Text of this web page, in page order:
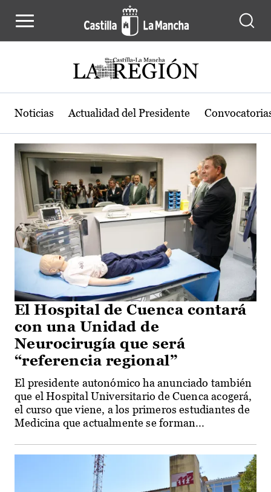
Actualidad de la región de Castilla-
Noticias Actualidad del Presidente
El Hospital de Cuenca contará
con una Unidad de
Neurocirugía que será
“referencia regional”
El presidente autonómico ha anunciado también
que el Hospital Universitario de Cuenca acogerá,
el curso que viene, a los primeros estudiantes de
Medicina que actualmente se forman...